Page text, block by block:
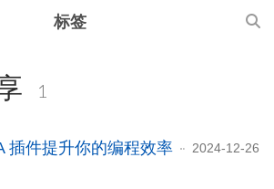
标签
1
插件提升你的编程效率 2024-12-26